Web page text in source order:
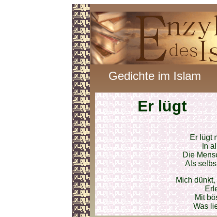
Gedichte im Islam
Er lügt
Er lügt
In
Die
Als
Mich
Mit
Was